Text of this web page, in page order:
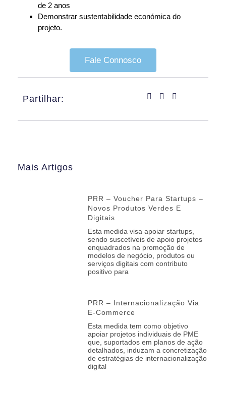
de 2 anos
Demonstrar sustentabilidade económica do
projeto.
Fale Connosco
Partilhar:
Mais Artigos
PRR – Voucher Para Startups –
Novos Produtos Verdes E
Digitais
Esta medida visa apoiar startups,
sendo suscetíveis de apoio projetos
enquadrados na promoção de
modelos de negócio, produtos ou
serviços digitais com contributo
positivo para
PRR – Internacionalização Via
E-Commerce
Esta medida tem como objetivo
apoiar projetos individuais de PME
que, suportados em planos de ação
detalhados, induzam a concretização
de estratégias de internacionalização
digital